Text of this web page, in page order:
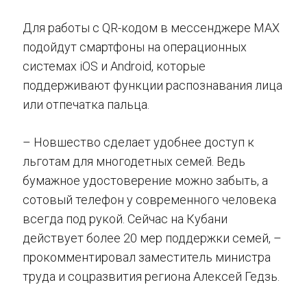
Для работы с QR-кодом в мессенджере МАХ
подойдут смартфоны на операционных
системах iOS и Android, которые
поддерживают функции распознавания лица
или отпечатка пальца.
– Новшество сделает удобнее доступ к
льготам для многодетных семей. Ведь
бумажное удостоверение можно забыть, а
сотовый телефон у современного человека
всегда под рукой. Сейчас на Кубани
действует более 20 мер поддержки семей, –
прокомментировал заместитель министра
труда и соцразвития региона Алексей Гедзь.